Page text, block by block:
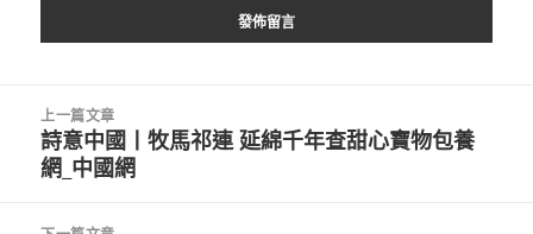
上一篇文章
上
一
文
詩意中國丨牧馬祁連 延綿千年查甜心寶物包養
網_中國網